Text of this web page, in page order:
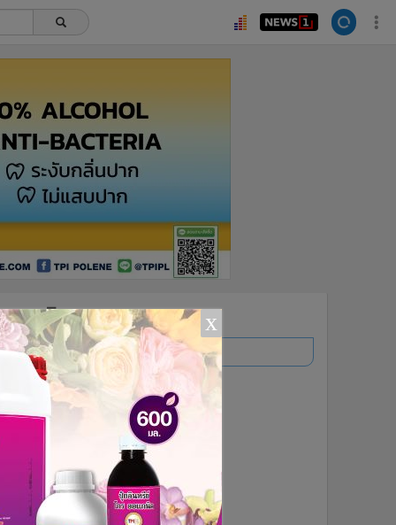
ยอดนิยม
อ่านเพิ่มเติม
x